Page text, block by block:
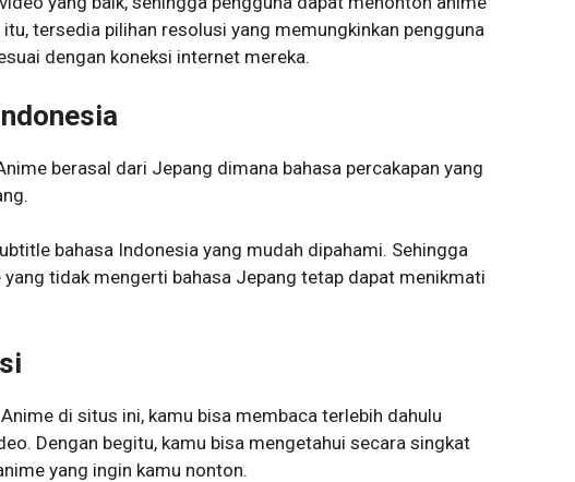
tersedia pilihan resolusi yang memungkinkan pengguna
dengan koneksi internet mereka.
berasal dari Jepang dimana bahasa percakapan yang
bahasa Indonesia yang mudah dipahami. Sehingga
tidak mengerti bahasa Jepang tetap dapat menikmati
di situs ini, kamu bisa membaca terlebih dahulu
Dengan begitu, kamu bisa mengetahui secara singkat
yang ingin kamu nonton.